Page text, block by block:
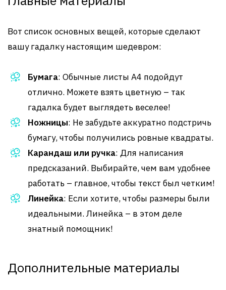
Вот список основных вещей, которые сделают
вашу гадалку настоящим шедевром:
Бумага: Обычные листы А4 подойдут
отлично. Можете взять цветную – так
гадалка будет выглядеть веселее!
Ножницы: Не забудьте аккуратно подстричь
бумагу, чтобы получились ровные квадраты.
Карандаш или ручка: Для написания
предсказаний. Выбирайте, чем вам удобнее
работать – главное, чтобы текст был четким!
Линейка: Если хотите, чтобы размеры были
идеальными. Линейка – в этом деле
знатный помощник!
Дополнительные материалы